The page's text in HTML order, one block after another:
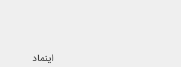
اینماد